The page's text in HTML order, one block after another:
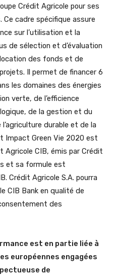
Crédit Agricole pour ses
Ce cadre spécifique assure
sur l’utilisation et la
de sélection et d’évaluation
des fonds et de
Il permet de financer 6
les domaines des énergies
verte, de l’efficience
de la gestion et du
durable et de la
Impact Green Vie 2020 est
CIB, émis par Crédit
et sa formule est
Crédit Agricole S.A. pourra
CIB Bank en qualité de
des
est en partie liée à
européennes engagées
de